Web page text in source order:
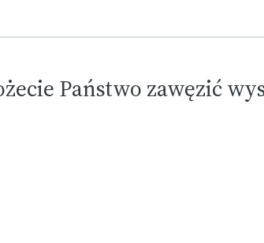
Państwo zawęzić